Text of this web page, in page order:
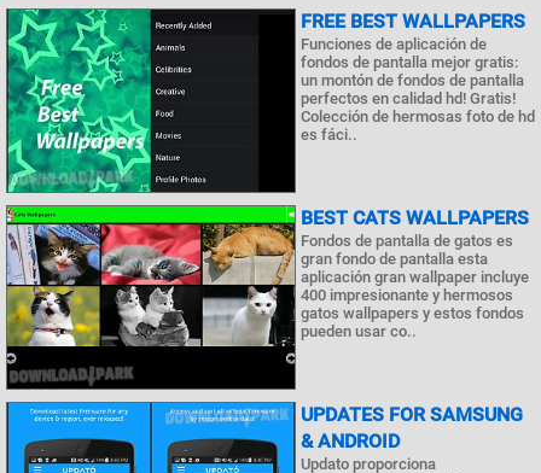
FREE BEST WALLPAPERS
Funciones de aplicación de
fondos de pantalla mejor gratis:
un montón de fondos de pantalla
perfectos en calidad hd! Gratis!
Colección de hermosas foto de hd
es fáci..
BEST CATS WALLPAPERS
Fondos de pantalla de gatos es
gran fondo de pantalla esta
aplicación gran wallpaper incluye
400 impresionante y hermosos
gatos wallpapers y estos fondos
pueden usar co..
UPDATES FOR SAMSUNG
& ANDROID
Updato proporciona